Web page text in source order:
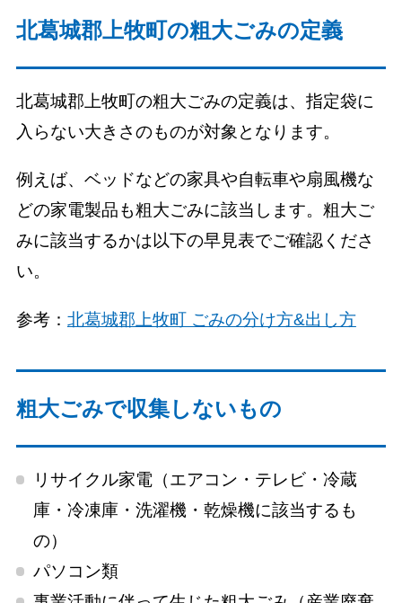
北葛城郡上牧町の粗大ごみの定義
北葛城郡上牧町の粗大ごみの定義は、指定袋に
入らない大きさのものが対象となります。
例えば、ベッドなどの家具や自転車や扇風機な
どの家電製品も粗大ごみに該当します。粗大ご
みに該当するかは以下の早見表でご確認くださ
い。
参考： 北葛城郡上牧町 ごみの分け方&出し方
粗大ごみで収集しないもの
リサイクル家電（エアコン・テレビ・冷蔵
庫・冷凍庫・洗濯機・乾燥機に該当するも
の）
パソコン類